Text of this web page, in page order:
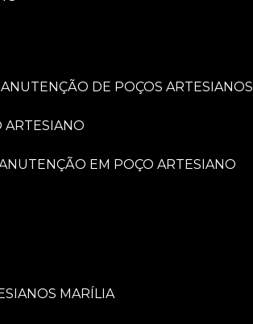
DE POÇOS ARTESIANOS
ARTESIANO
EM POÇO ARTESIANO
MARÍLIA